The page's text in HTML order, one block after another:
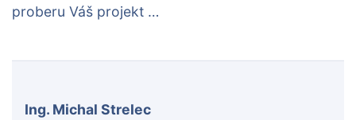
proberu Váš projekt …
Ing. Michal Strelec